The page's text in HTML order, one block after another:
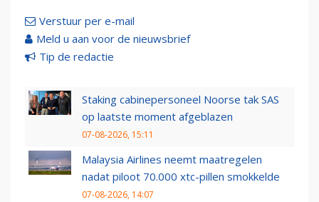
Verstuur per e-mail
Meld u aan voor de nieuwsbrief
Tip de redactie
Staking cabinepersoneel Noorse tak SAS
op laatste moment afgeblazen
07-08-2026, 15:11
Malaysia Airlines neemt maatregelen
nadat piloot 70.000 xtc-pillen smokkelde
07-08-2026, 14:07